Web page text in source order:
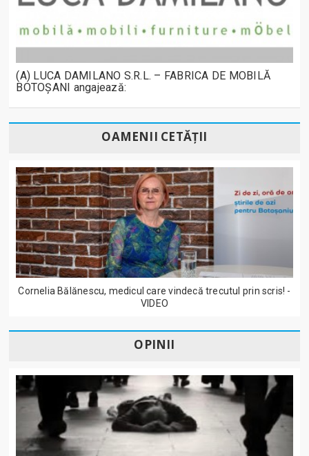
(A) LUCA DAMILANO S.R.L. – FABRICA DE MOBILĂ
BOTOȘANI angajează:
OAMENII CETĂȚII
Cornelia Bălănescu, medicul care vindecă trecutul prin scris! -
VIDEO
OPINII